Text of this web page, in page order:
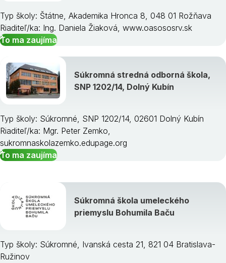
Typ školy: Štátne, Akademika Hronca 8, 048 01 Rožňava
Riaditeľ/ka: Ing. Daniela Žiaková, www.oasososrv.sk
To ma zaujíma
Súkromná stredná odborná škola,
SNP 1202/14, Dolný Kubín
Typ školy: Súkromné, SNP 1202/14, 02601 Dolný Kubín
Riaditeľ/ka: Mgr. Peter Zemko,
sukromnaskolazemko.edupage.org
To ma zaujíma
Súkromná škola umeleckého
priemyslu Bohumila Baču
Typ školy: Súkromné, Ivanská cesta 21, 821 04 Bratislava-
Ružinov